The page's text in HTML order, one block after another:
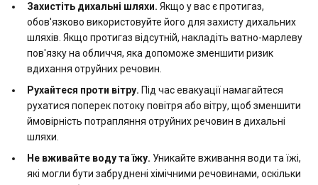
Захистіть дихальні шляхи. Якщо у вас є протигаз,
обов'язково використовуйте його для захисту дихальних
шляхів. Якщо протигаз відсутній, накладіть ватно-марлеву
пов'язку на обличчя, яка допоможе зменшити ризик
вдихання отруйних речовин.
Рухайтеся проти вітру. Під час евакуації намагайтеся
рухатися поперек потоку повітря або вітру, щоб зменшити
ймовірність потрапляння отруйних речовин в дихальні
шляхи.
Не вживайте воду та їжу. Уникайте вживання води та їжі,
які могли бути забруднені хімічними речовинами, оскільки